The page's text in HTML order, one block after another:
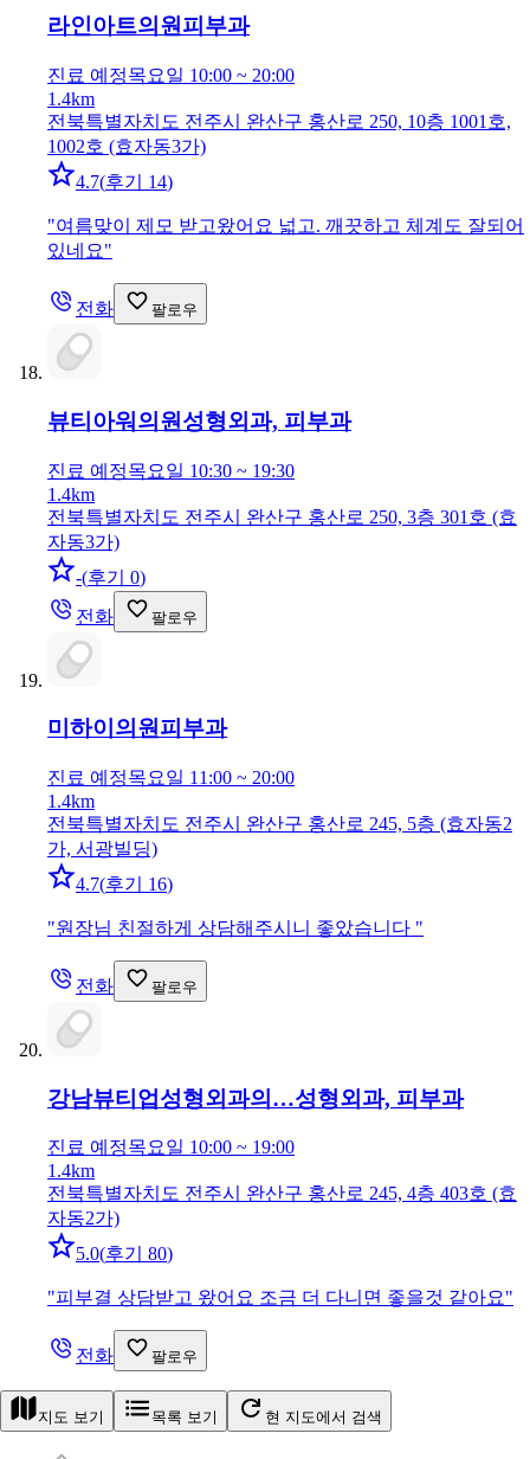
라인아트의원피부과
진료 예정목요일 10:00 ~ 20:00
1.4km
전북특별자치도 전주시 완산구 홍산로 250, 10층 1001호,
1002호 (효자동3가)
4.7(후기 14)
"여름맞이 제모 받고왔어요 넓고. 깨끗하고 체계도 잘되어
있네요"
전화 팔로우
뷰티아워의원 성형외과, 피부과
진료 예정목요일 10:30 ~ 19:30
1.4km
전북특별자치도 전주시 완산구 홍산로 250, 3층 301호 (효
자동3가)
-(후기 0)
전화
팔로우
미하이의원피부과
진료 예정목요일 11:00 ~ 20:00
1.4km
전북특별자치도 전주시 완산구 홍산로 245, 5층 (효자동2
가, 서광빌딩)
4.7(후기 16)
"원장님 친절하게 상담해주시니 좋았습니다 "
전화 팔로우
강남뷰티업성형외과의…성형외과, 피부과
진료 예정목요일 10:00 ~ 19:00
1.4km
전북특별자치도 전주시 완산구 홍산로 245, 4층 403호 (효
자동2가)
5.0(후기 80)
"피부결 상담받고 왔어요 조금 더 다니면 좋을것 같아요"
전화 팔로우
지도 보기 목록 보기 현 지도에서 검색